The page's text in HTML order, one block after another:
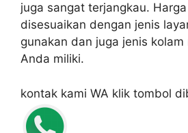
juga sangat terjangkau.
disesuaikan dengan jenis
gunakan dan juga jenis kolam
Anda miliki.
kontak kami WA klik tombol